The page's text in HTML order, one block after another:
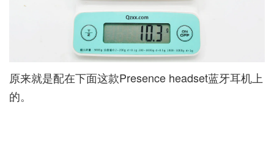
原来就是配在下面这款Presence headset蓝牙耳机上
的。